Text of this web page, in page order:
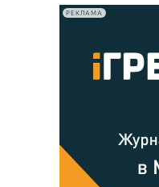
РЕКЛАМА